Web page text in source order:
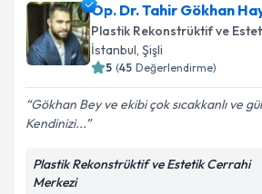
takvim hazırlandığında e-posta ile
E-posta Adresiniz
kapsamda işlenmesini kabul
Op. Dr. Tahir Gökhan
Plastik Rekonstrüktif ve
İstanbul, Şişli
5 (45 Değerlendirme)
Gökhan Bey ve ekibi çok sıcakkanlı ve
Kendinizi...
Plastik Rekonstrüktif ve Estetik Cerrahi
Merkezi